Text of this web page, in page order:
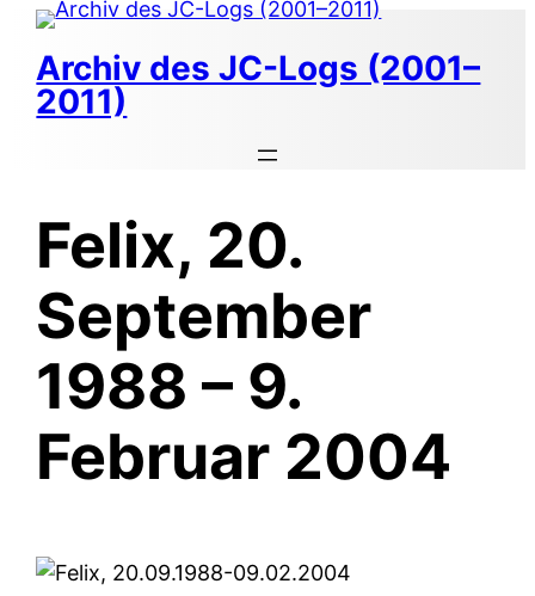
Zum
Inhalt
springen
Archiv des JC-Logs (2001–
2011)
Felix, 20.
September
1988 – 9.
Februar 2004